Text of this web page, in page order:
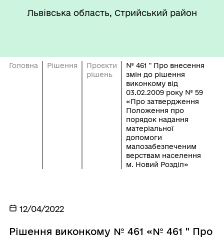
Львівська область, Стрийський район
Головна Рішення
Проєкти
рішень
№ 461 " Про внесення
змін до рішення
виконкому від
03.02.2009 року № 59
«Про затвердження
Положення про
порядок надання
матеріальної
допомоги
малозабезпеченим
верствам населення
м. Новий Розділ»
12/04/2022
Рішення виконкому № 461 «№ 461 " Про